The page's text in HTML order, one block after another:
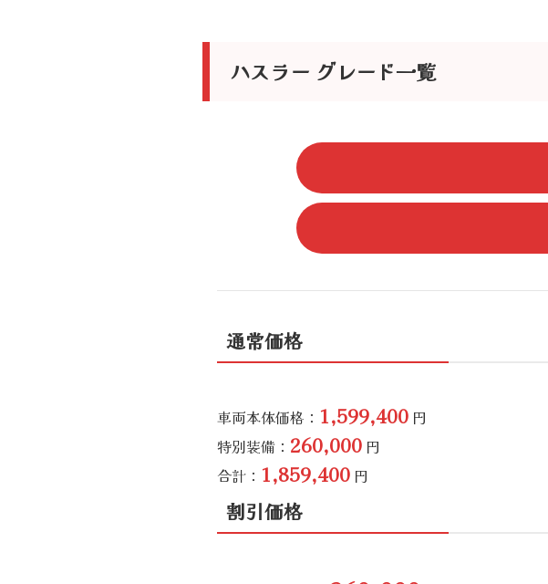
ハスラー グレード一覧
通常価格
車両本体価格： 1,599,400 円
特別装備： 260,000 円
合計： 1,859,400 円
割引価格